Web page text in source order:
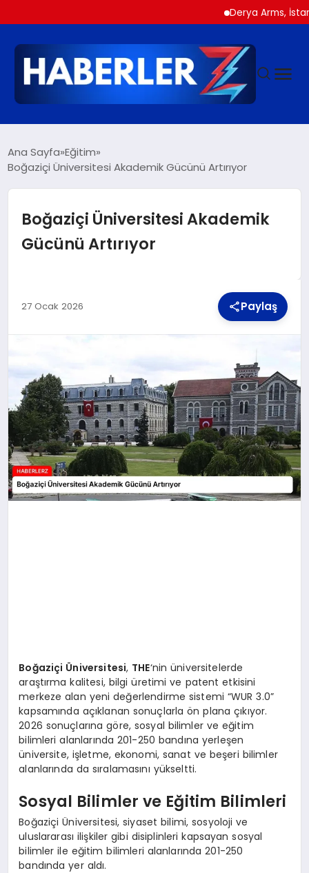
Derya Arms, İstanbul
DÜNYA
SPOR
MAGAZIN
YAŞAM
Ana Sayfa Eğitim
Boğaziçi Üniversitesi Akademik Gücünü Artırıyor
Boğaziçi Üniversitesi Akademik
Gücünü Artırıyor
27 Ocak 2026 Paylaş
Boğaziçi Üniversitesi, THE‘nin üniversitelerde
araştırma kalitesi, bilgi üretimi ve patent etkisini
merkeze alan yeni değerlendirme sistemi “WUR 3.0”
kapsamında açıklanan sonuçlarla ön plana çıkıyor.
2026 sonuçlarına göre, sosyal bilimler ve eğitim
bilimleri alanlarında 201-250 bandına yerleşen
üniversite, işletme, ekonomi, sanat ve beşeri bilimler
alanlarında da sıralamasını yükseltti.
Sosyal Bilimler ve Eğitim Bilimleri
Boğaziçi Üniversitesi, siyaset bilimi, sosyoloji ve
uluslararası ilişkiler gibi disiplinleri kapsayan sosyal
bilimler ile eğitim bilimleri alanlarında 201-250
bandında yer aldı.